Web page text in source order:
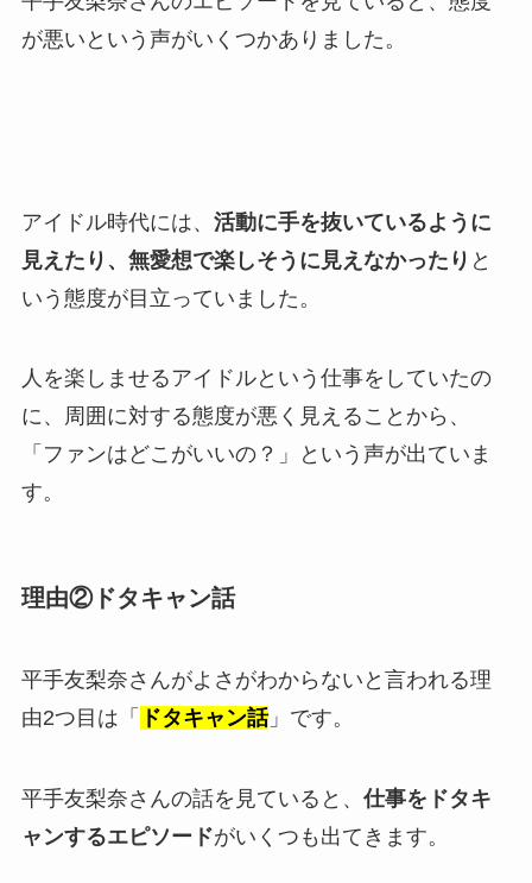
が悪いという声がいくつかありました。
アイドル時代には、 活動に手を抜いているように
見えたり、無愛想で楽しそうに見えなかったり と
いう態度が目立っていました。
人を楽しませるアイドルという仕事をしていたの
に、周囲に対する態度が悪く見えることから、
「ファンはどこがいいの？」という声が出ていま
す。
理由②ドタキャン話
平手友梨奈さんがよさがわからないと言われる理
由2つ目は「 ドタキャン話」です。
平手友梨奈さんの話を見ていると、 仕事をドタキ
ャンするエピソードがいくつも出てきます。